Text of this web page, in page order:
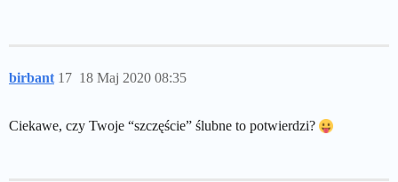
birbant 18 Maj 2020 08:35
17
Ciekawe, czy Twoje “szczęście” ślubne to potwierdzi?